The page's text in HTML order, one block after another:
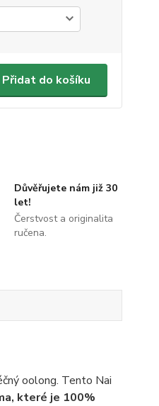
Přidat do košíku
Důvěřujete nám již 30
let!
Čerstvost a originalita
ručena.
oolong. Tento Nai
které je 100%